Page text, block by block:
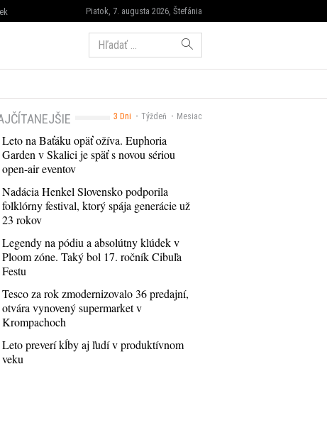
Piatok, 7. augusta 2026, Štefánia
Hľadať:
3 Dni Týždeň Mesiac
Leto na Baťáku opäť ožíva. Euphoria
Garden v Skalici je späť s novou sériou
open-air eventov
Nadácia Henkel Slovensko podporila
folklórny festival, ktorý spája generácie už
23 rokov
Legendy na pódiu a absolútny klúdek v
Ploom zóne. Taký bol 17. ročník Cibuľa
Festu
Tesco za rok zmodernizovalo 36 predajní,
otvára vynovený supermarket v
Krompachoch
Leto preverí kĺby aj ľudí v produktívnom
veku